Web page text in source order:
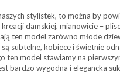
stylistek, to można by
damskiej, mianowicie –
ten model zarówno młode
subtelne, kobiece i świetnie
ten model stawiamy na
bardzo wygodna i elegancka